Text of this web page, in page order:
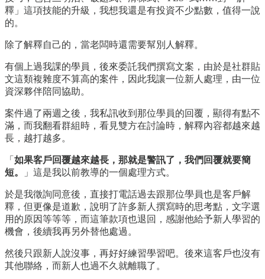
釋」這項技能的升級，我想我還是有投資不少點數，值得一說
的。
除了解釋自己的，當老闆時還需要幫別人解釋。
有個上過我課的學員，後來委託我們撰寫文案，由於是社群貼
文這類複雜度不算高的案件，因此我讓一位新人處理，由一位
資深夥伴陪同協助。
案件過了兩週之後，我私訊收到那位學員的回覆，顯得有點不
滿，而我翻看群組時，看見雙方在討論時，解釋內容都越來越
長，越打越多。
「 如果客戶回覆越來越長，那就是警訊了，我們回覆就要簡
短。
」這是我以前教導的一個處理方式。
於是我徵詢同意後，直接打電話過去跟那位學員也是客戶解
釋，但更像是道歉，說明了許多新人撰寫時的思考點，文字選
用的原因等等等，而這筆款項也退回，感謝他給予新人學習的
機會，後續我再另外替他處過。
然後只跟新人說沒事，再好好練習學習吧。後來這客戶也沒有
其他聯絡，而新人也過不久就離職了。